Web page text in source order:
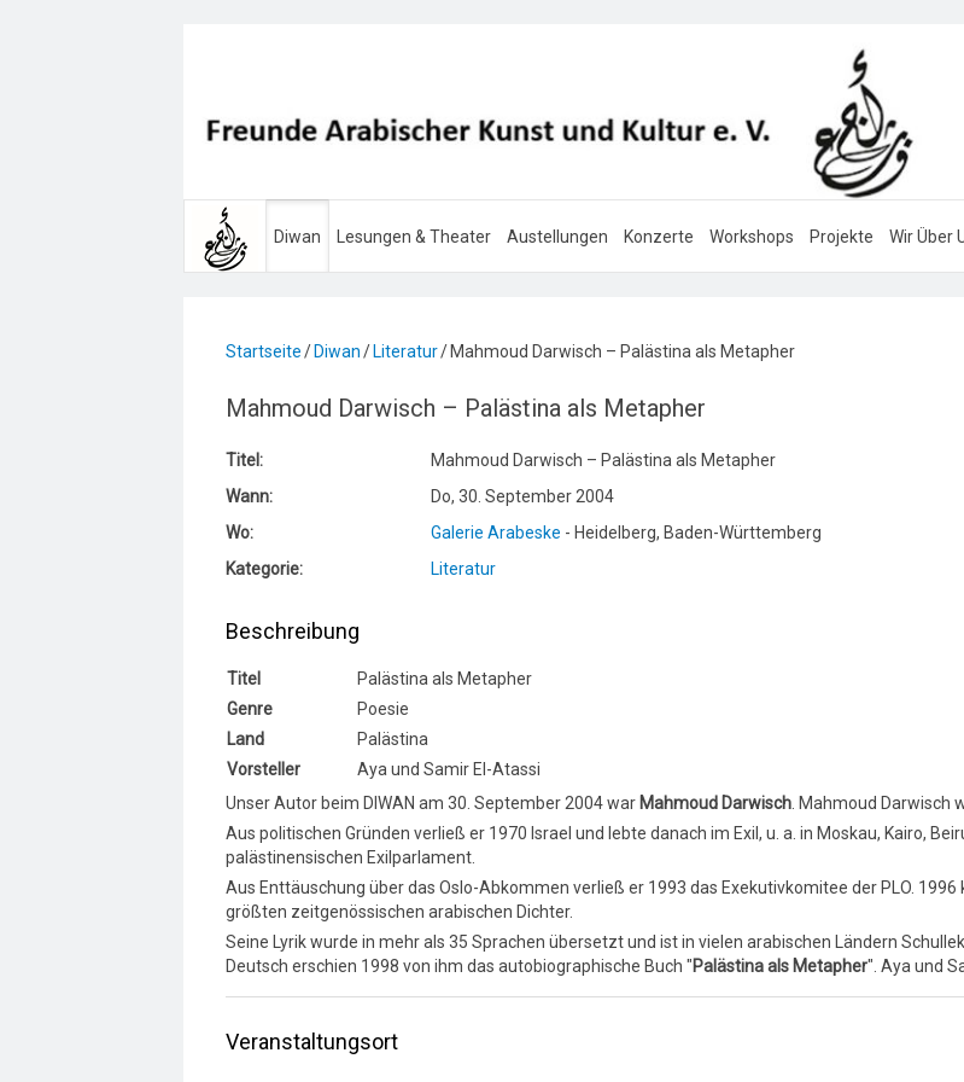
Diwan Lesungen & Theater Austellungen Konzerte Workshops Projekte Wir Über
Startseite Diwan Literatur Mahmoud Darwisch – Palästina als Metapher
Mahmoud Darwisch – Palästina als Metapher
Titel:
Mahmoud Darwisch – Palästina als Metapher
Wann:
Do, 30. September 2004
Wo:
Galerie Arabeske - Heidelberg, Baden-Württemberg
Kategorie:
Literatur
Beschreibung
Titel
Palästina als Metapher
Genre
Poesie
Land
Palästina
Vorsteller
Aya und Samir El-Atassi
Unser Autor beim DIWAN am 30. September 2004 war Mahmoud Darwisch. Mahmoud Darwisch
Aus politischen Gründen verließ er 1970 Israel und lebte danach im Exil, u. a. in Moskau, Kairo,
palästinensischen Exilparlament.
Aus Enttäuschung über das Oslo-Abkommen verließ er 1993 das Exekutivkomitee der PLO.
größten zeitgenössischen arabischen Dichter.
Seine Lyrik wurde in mehr als 35 Sprachen übersetzt und ist in vielen arabischen Ländern
Deutsch erschien 1998 von ihm das autobiographische Buch "Palästina als Metapher". Aya und
Veranstaltungsort